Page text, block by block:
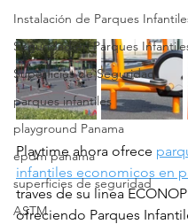
Instalación de Parques
Seguridad en Parques
Superficies de Seguridad
parques infantiles
playground Panama
epdm panama
superficies de seguridad
ASTM
Playtime ahora ofrece
infantiles economicos en
traves de su linea
ofreciendo Parques